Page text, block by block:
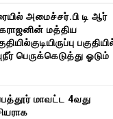
அமைச்சர்.பி டி ஆர்
மத்திய
பெருக்கெடுத்து ஓடும்
மாவட்ட 4வது